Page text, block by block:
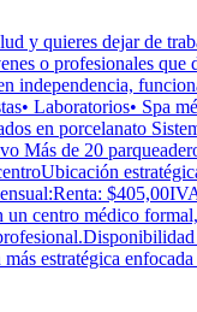
y quieres dejar de
o profesionales que
Laboratorios• Spa
en porcelanato
de 20
centro médico
estratégica